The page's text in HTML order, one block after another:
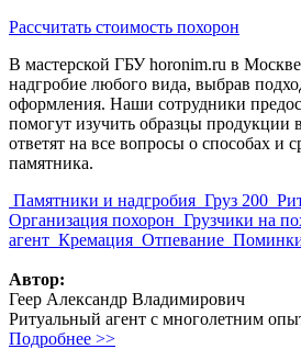
Рассчитать стоимость похорон
В мастерской ГБУ horonim.ru в
надгробие любого вида, выбрав
оформления. Наши сотрудники
помогут изучить образцы продукции
ответят на все вопросы о способах и
памятника.
Памятники и надгробия Груз 200
Организация похорон Грузчики на
агент Кремация Отпевание
Автор:
Геер Александр Владимирович
Ритуальный агент с многолетним
Подробнее >>